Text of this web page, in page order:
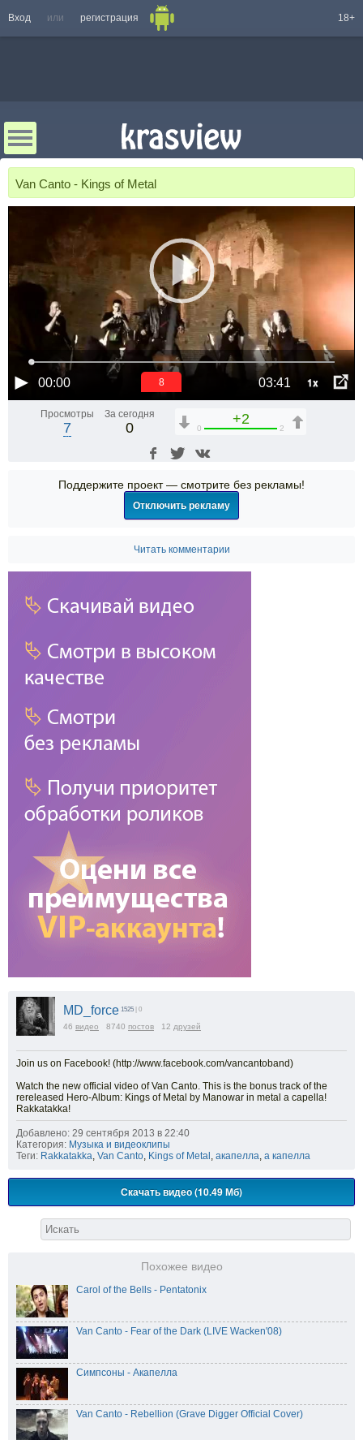
Вход или регистрация 18+
Van Canto - Kings of Metal
00:00 03:41 1x
7
Просмотры
7
За сегодня
0
+2
0 2
Поддержите проект — смотрите без рекламы!
Отключить рекламу
Читать комментарии
MD_force 1525 | 0
46 видео 8740 постов 12 друзей
Join us on Facebook! (http://www.facebook.com/vancantoband)
Watch the new official video of Van Canto. This is the bonus track of the
rereleased Hero-Album: Kings of Metal by Manowar in metal a capella!
Rakkatakka!
Добавлено: 29 сентября 2013 в 22:40
Категория: Музыка и видеоклипы
Теги: Rakkatakka, Van Canto, Kings of Metal , акапелла, а капелла
Скачать видео (10.49 Мб)
Похожее видео
Carol of the Bells - Pentatonix
Van Canto - Fear of the Dark (LIVE Wacken'08)
Симпсоны - Акапелла
Van Canto - Rebellion (Grave Digger Official Cover)